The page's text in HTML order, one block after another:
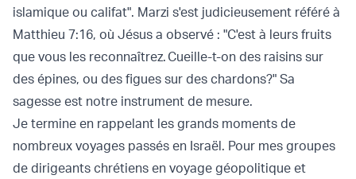
islamique ou califat". Marzi s'est judicieusement référé à
Matthieu 7:16, où Jésus a observé : "C'est à leurs fruits
que vous les reconnaîtrez. Cueille-t-on des raisins sur
des épines, ou des figues sur des chardons?" Sa
sagesse est notre instrument de mesure.
Je termine en rappelant les grands moments de
nombreux voyages passés en Israël. Pour mes groupes
de dirigeants chrétiens en voyage géopolitique et